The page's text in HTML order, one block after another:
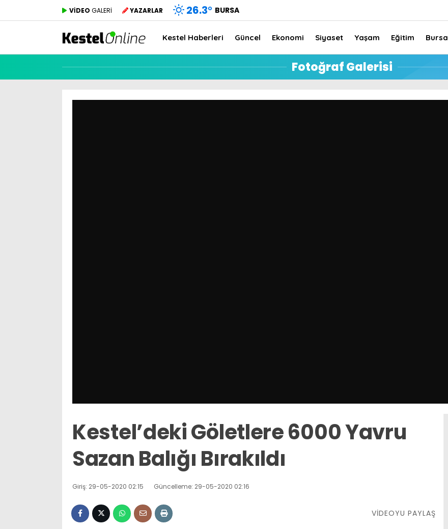
VİDEO GALERİ YAZARLAR 26.3° BURSA
Kestel Haberleri Güncel Ekonomi Siyaset Yaşam Eğitim Bursa
Fotoğraf Galerisi
Kestel’deki Göletlere 6000 Yavru
Sazan Balığı Bırakıldı
Giriş: 29-05-2020 02:15 Güncelleme: 29-05-2020 02:16
VİDEOYU PAYLAŞ